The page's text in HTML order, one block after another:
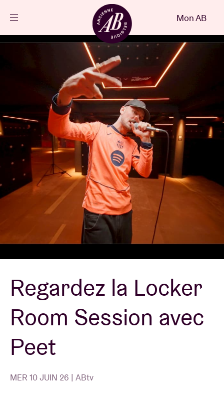
FR
Projets
Actualités
Infos visiteurs
AB ❤ you
Location de salles
BRDCST
ABtv
Chèque-concert
À propos de l'AB
Mon AB
Regardez la Locker
Room Session avec
Peet
MER 10 JUIN 26 | ABtv